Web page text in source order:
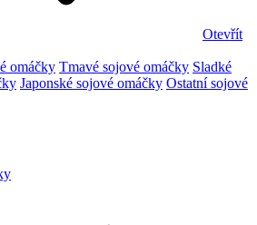
Otevřít
omáčky Tmavé sojové omáčky Sladké
Japonské sojové omáčky Ostatní sojové